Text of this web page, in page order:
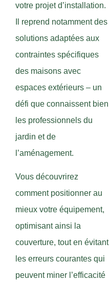
votre projet d’installation.
Il reprend notamment des
solutions adaptées aux
contraintes spécifiques
des maisons avec
espaces extérieurs – un
défi que connaissent bien
les professionnels du
jardin et de
l’aménagement.
Vous découvrirez
comment positionner au
mieux votre équipement,
optimisant ainsi la
couverture, tout en évitant
les erreurs courantes qui
peuvent miner l’efficacité